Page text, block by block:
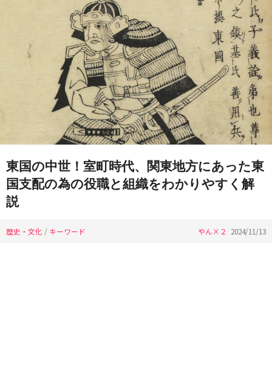
東国の中世！室町時代、関東地方にあった東
国支配の為の役職と組織をわかりやすく解
説
歴史・文化 / キーワード やん×２ 2024/11/13